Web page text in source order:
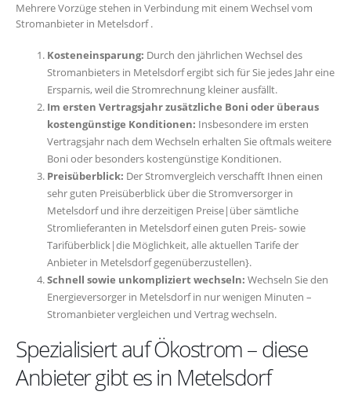
Mehrere Vorzüge stehen in Verbindung mit einem Wechsel vom
Stromanbieter in Metelsdorf .
Kosteneinsparung: Durch den jährlichen Wechsel des
Stromanbieters in Metelsdorf ergibt sich für Sie jedes Jahr eine
Ersparnis, weil die Stromrechnung kleiner ausfällt.
Im ersten Vertragsjahr zusätzliche Boni oder überaus
kostengünstige Konditionen: Insbesondere im ersten
Vertragsjahr nach dem Wechseln erhalten Sie oftmals weitere
Boni oder besonders kostengünstige Konditionen.
Preisüberblick: Der Stromvergleich verschafft Ihnen einen
sehr guten Preisüberblick über die Stromversorger in
Metelsdorf und ihre derzeitigen Preise|über sämtliche
Stromlieferanten in Metelsdorf einen guten Preis- sowie
Tarifüberblick|die Möglichkeit, alle aktuellen Tarife der
Anbieter in Metelsdorf gegenüberzustellen}.
Schnell sowie unkompliziert wechseln: Wechseln Sie den
Energieversorger in Metelsdorf in nur wenigen Minuten –
Stromanbieter vergleichen und Vertrag wechseln.
Spezialisiert auf Ökostrom – diese
Anbieter gibt es in Metelsdorf